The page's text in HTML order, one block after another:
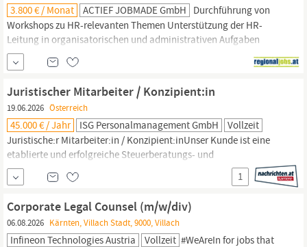
3.800 € / Monat ACTIEF JOBMADE GmbH Durchführung von
Workshops zu HR-relevanten Themen Unterstützung der HR-
Leitung in organisatorischen und administrativen Aufgaben
Zusammenarbeit mit internen Schnittstellen wie Payroll und
Legal
Wir bieten Vollzeitbeschäftigung (38,5 h/Woche) Das
kollektivvertragliche Mindestgehalt für diese Stelle beträgt 3.800
brutto (14 mal p.a.). Die tatsächliche...
Juristischer Mitarbeiter / Konzipient:in
19.06.2026 Österreich
45.000 € / Jahr ISG Personalmanagement GmbH
Vollzeit
Juristische:r Mitarbeiter:in / Konzipient:inUnser Kunde ist eine
etablierte und erfolgreiche Steuerberatungs- und
Wirtschaftsprüfungskanzlei in Wien-Hietzing mit langjähriger
Marktpräsenz. Die Kanzlei bietet ein modernes Arbeitsumfeld,
kurze Entscheidungswege sowie ein wertschätzendes und
kollegiales Miteinander. Zur Verstärkung eines neu geschaffenen
LegalService Bereichs wird...
1
Corporate Legal Counsel (m/w/div)
06.08.2026 Kärnten, Villach Stadt, 9000, Villach
Infineon Technologies Austria Vollzeit #WeAreIn for jobs that